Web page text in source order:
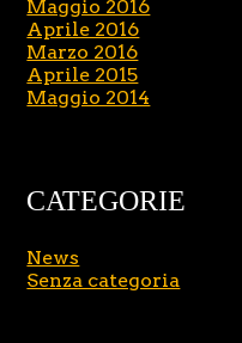
Maggio 2016
Aprile 2016
Marzo 2016
Aprile 2015
Maggio 2014
CATEGORIE
News
Senza categoria